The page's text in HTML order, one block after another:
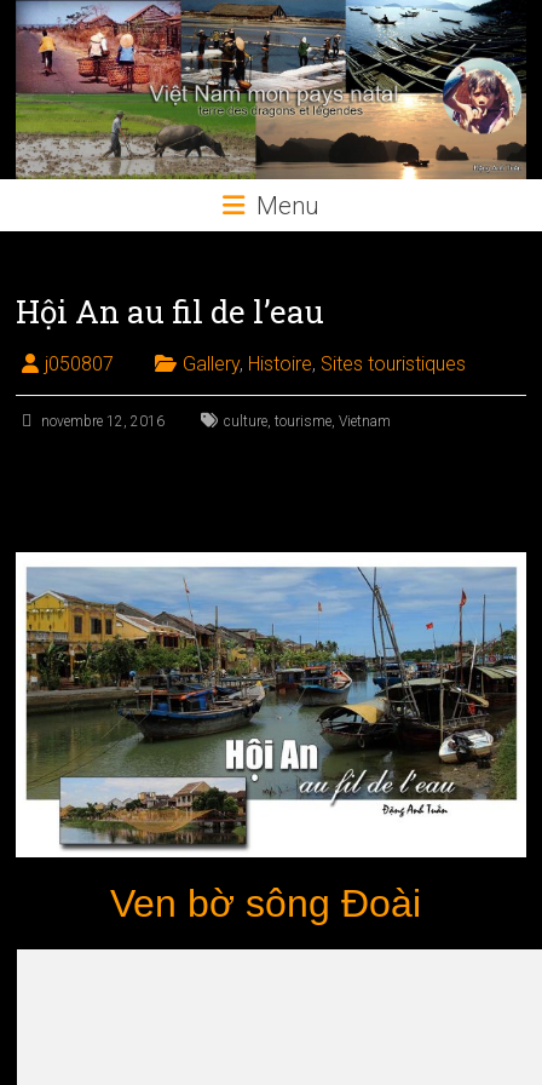
Skip
content
Menu
Hội An au fil de l’eau
j050807 Gallery, Histoire, Sites touristiques
novembre 12, 2016 culture ,tourisme ,Vietnam
Ven bờ sông Đoài